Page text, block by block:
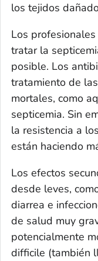
los tejidos
Los
tratar la
posible. Los
tratamiento de
mortales, como
septicemia. Sin
la resistencia a
están haciendo
Los efectos
desde leves,
diarrea e
de salud muy
potencialmente
difficile (también